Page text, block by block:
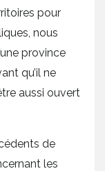
pour
nous
province
qu’il ne
aussi ouvert
de
les